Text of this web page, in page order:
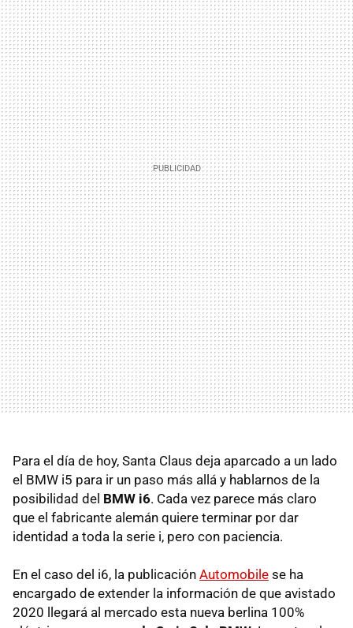
Para el día de hoy, Santa Claus deja aparcado a un lado
el BMW i5 para ir un paso más allá y hablarnos de la
posibilidad del BMW i6. Cada vez parece más claro
que el fabricante alemán quiere terminar por dar
identidad a toda la serie i, pero con paciencia.
En el caso del i6, la publicación Automobile se ha
encargado de extender la información de que avistado
2020 llegará al mercado esta nueva berlina 100%